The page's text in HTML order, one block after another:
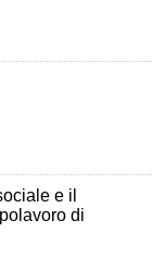
e il
di